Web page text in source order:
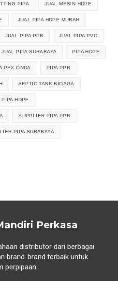
PIPA JUAL MESIN HDPE
JUAL PIPA HDPE MURAH
JUAL PIPA PPR JUAL PIPA PVC
JUAL PIPA SURABAYA PIPA HDPE
PEX ONDA PIPA PPR
SEPTIC TANK BIOAGA
HDPE
SUPPLIER PIPA PPR
PIPA SURABAYA
Perkasa
distributor dari berbagai
brand-brand terbaik untuk
perpipaan.